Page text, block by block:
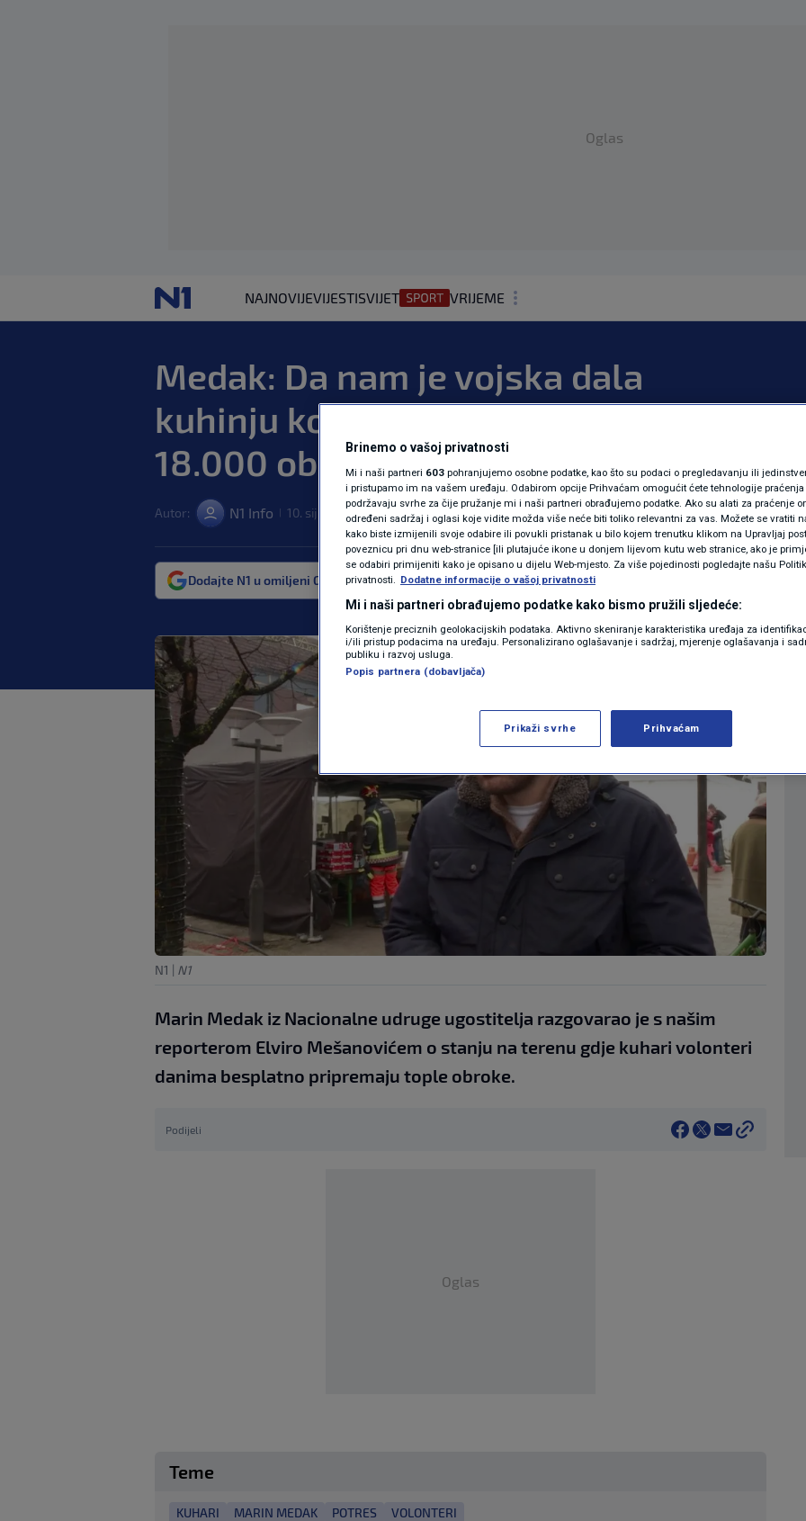
Oglas
NAJNOVIJEVIJESTISVIJET
VRIJEME
REGIJA
MAGAZIN
KOLUMNE
N1(DIS)INFO
KLIMATSKE PROMJENE
FOTO
VIDEO
Medak: Da nam je vojska dala
kuhinju koju ima, izbacili bismo
18.000 obroka
Autor: N1 Info 10. sij. 2021. 12:22 VIDEO 0 komentara
Dodajte N1 u omiljeni Google izvor Više
N1 | N1
Marin Medak iz Nacionalne udruge ugostitelja razgovarao je s našim
reporterom Elviro Mešanovićem o stanju na terenu gdje kuhari volonteri
danima besplatno pripremaju tople obroke.
Podijeli
Oglas
Teme
KUHARI MARIN MEDAK POTRES VOLONTERI
Brinemo o vašoj privatnosti
Mi i naši partneri 603 pohranjujemo osobne podatke, kao što su podaci o pregledavanju ili
i pristupamo im na vašem uređaju. Odabirom opcije Prihvaćam omogućit ćete tehnologije praćenja
podržavaju svrhe za čije pružanje mi i naši partneri obrađujemo podatke. Ako su alati za praćenje
određeni sadržaj i oglasi koje vidite možda više neće biti toliko relevantni za vas. Možete se vratiti
kako biste izmijenili svoje odabire ili povukli pristanak u bilo kojem trenutku klikom na Upravljaj
poveznicu pri dnu web-stranice [ili plutajuće ikone u donjem lijevom kutu web stranice, ako je
se odabiri primijeniti kako je opisano u dijelu Web-mjesto. Za više pojedinosti pogledajte našu
privatnosti. Dodatne informacije o vašoj privatnosti
Mi i naši partneri obrađujemo podatke kako bismo pružili sljedeće:
Korištenje preciznih geolokacijskih podataka. Aktivno skeniranje karakteristika uređaja za
i/ili pristup podacima na uređaju. Personalizirano oglašavanje i sadržaj, mjerenje oglašavanja i
publiku i razvoj usluga.
Popis partnera (dobavljača)
Prikaži svrhe Prihvaćam